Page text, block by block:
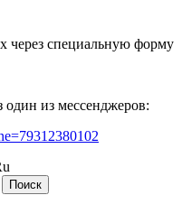
через специальную форму
из мессенджеров: